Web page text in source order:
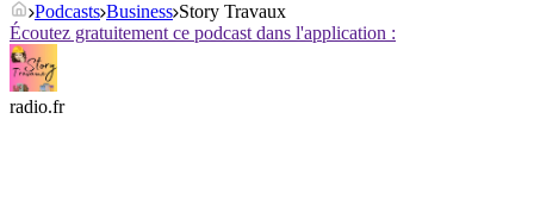
Podcasts Business Story Travaux
Écoutez gratuitement ce podcast dans l'application :
radio.fr